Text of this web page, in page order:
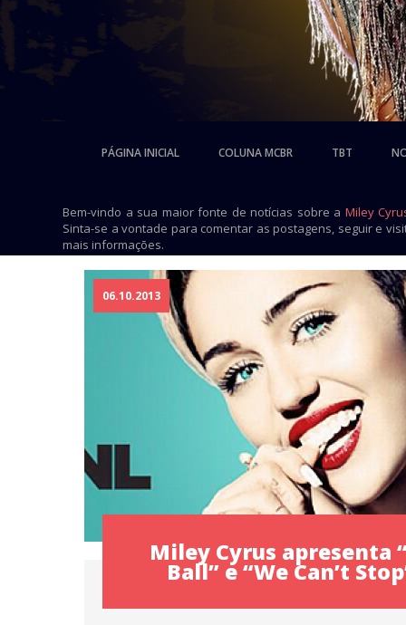
PÁGINA INICIAL COLUNA MCBR TBT
Bem-vindo a sua maior fonte de notícias sobre a Miley
Sinta-se a vontade para comentar as postagens, seguir e
mais informações.
06.10.2013
Miley Cyrus apresenta
Ball” e “We Can’t